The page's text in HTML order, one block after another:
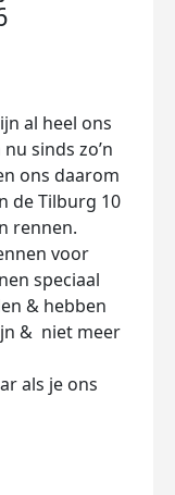
al heel ons
sinds zo’n
ons daarom
de Tilburg 10
rennen.
voor
speciaal
& hebben
& niet meer
als je ons